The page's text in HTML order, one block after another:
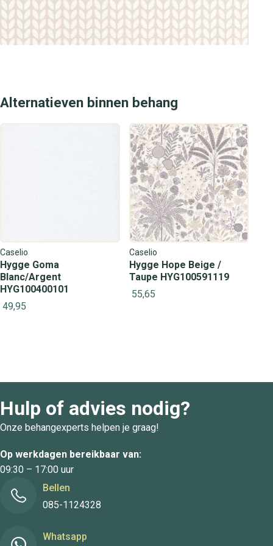
minimalistische uitstraling met wandbekleding die jouw
persoonlijke sfeer weerspiegelt.
Alternatieven binnen behang
Caselio
Hygge Goma
Blanc/Argent
HYG100400101
49,95
Caselio
Hygge Hope Beige /
Taupe HYG100591119
55,65
Hulp of advies nodig?
Onze behangexperts helpen je graag!
Op werkdagen bereikbaar van:
09:30 – 17:00 uur
Bellen
085-1124328
Whatsapp